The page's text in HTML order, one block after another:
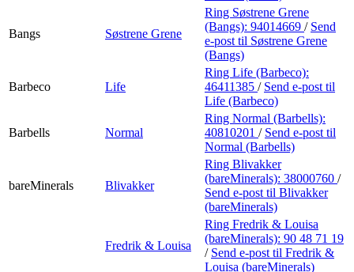
Bangs Søstrene Grene
Ring Søstrene Grene
(Bangs): 94014669 / Send
e-post til Søstrene Grene
(Bangs)
Barbeco Life
Ring Life (Barbeco):
46411385 / Send e-post til
Life (Barbeco)
Barbells Normal
Ring Normal (Barbells):
40810201 / Send e-post til
Normal (Barbells)
bareMinerals Blivakker
Ring Blivakker
(bareMinerals): 38000760 /
Send e-post til Blivakker
(bareMinerals)
Fredrik & Louisa
Ring Fredrik & Louisa
(bareMinerals): 90 48 71 19
/ Send e-post til Fredrik &
Louisa (bareMinerals)